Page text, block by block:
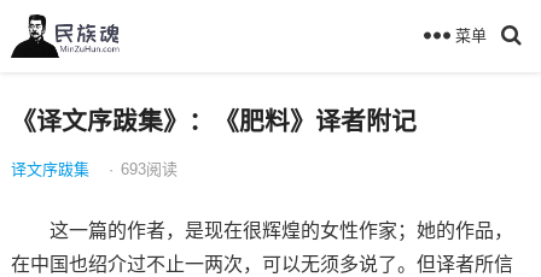
菜单
《译文序跋集》：《肥料》译者附记
译文序跋集 · 693阅读
这一篇的作者，是现在很辉煌的女性作家；她的作品，
在中国也绍介过不止一两次，可以无须多说了。但译者所信